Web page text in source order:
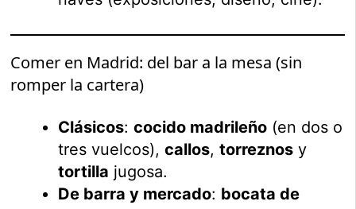
Comer en Madrid: del bar a la mesa (sin
romper la cartera)
Clásicos:cocido madrileño (en dos o
tres vuelcos),callos,torreznos y
tortilla jugosa.
De barra y mercado: bocata de